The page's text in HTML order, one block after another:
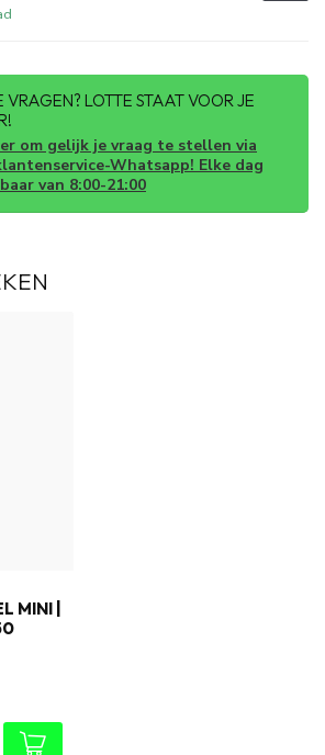
VRAGEN? LOTTE STAAT VOOR JE
om gelijk je vraag te stellen via
Whatsapp! Elke dag
van 8:00-21:00
MINI |